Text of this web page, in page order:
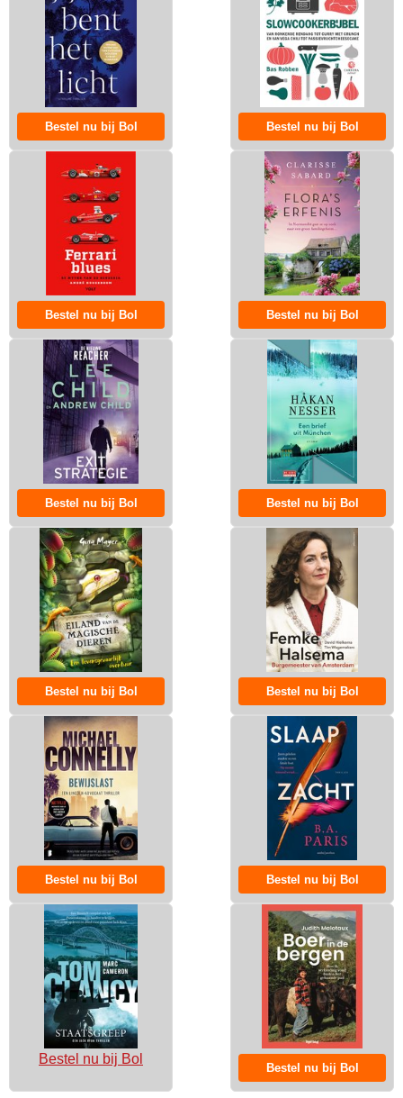
Bestel nu bij Bol Bestel nu bij Bol
Bestel nu bij Bol Bestel nu bij Bol
Bestel nu bij Bol Bestel nu bij Bol
Bestel nu bij Bol Bestel nu bij Bol
Bestel nu bij Bol Bestel nu bij Bol
Bestel nu bij Bol
Bestel nu bij Bol